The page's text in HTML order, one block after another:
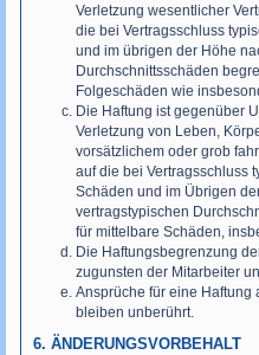
Verletzung wesentlicher
die bei Vertragsschluss
und im übrigen der Höhe
Durchschnittsschäden
Folgeschäden wie
Die Haftung ist gegenüber
Verletzung von Leben,
vorsätzlichem oder grob
auf die bei Vertragsschluss
Schäden und im Übrigen
vertragstypischen
für mittelbare Schäden,
Die Haftungsbegrenzung
zugunsten der Mitarbeiter
Ansprüche für eine
bleiben unberührt.
6. ÄNDERUNGSVORBEHALT